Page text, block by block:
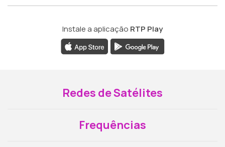
Instale a aplicação RTP Play
Redes de Satélites
Frequências